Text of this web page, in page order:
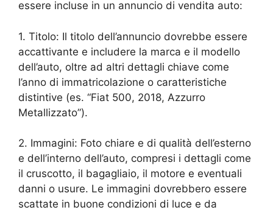
essere incluse in un annuncio di vendita auto:
1. Titolo: Il titolo dell’annuncio dovrebbe essere
accattivante e includere la marca e il modello
dell’auto, oltre ad altri dettagli chiave come
l’anno di immatricolazione o caratteristiche
distintive (es. “Fiat 500, 2018, Azzurro
Metallizzato”).
2. Immagini: Foto chiare e di qualità dell’esterno
e dell’interno dell’auto, compresi i dettagli come
il cruscotto, il bagagliaio, il motore e eventuali
danni o usure. Le immagini dovrebbero essere
scattate in buone condizioni di luce e da